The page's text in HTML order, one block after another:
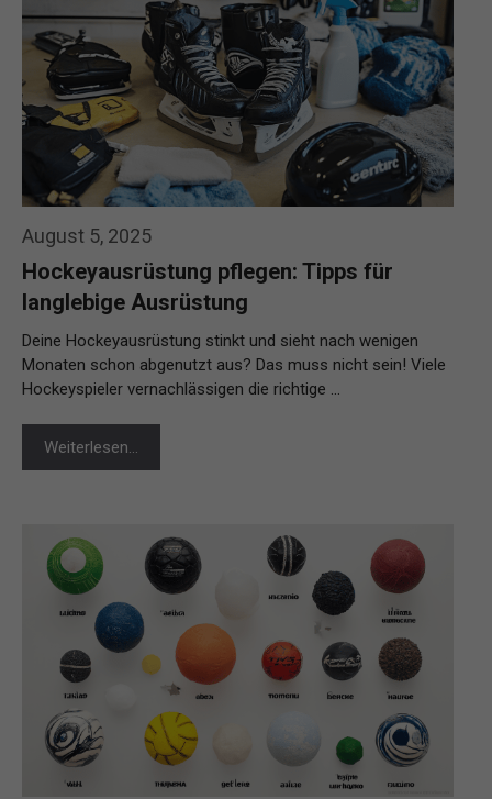
August 5, 2025
Hockeyausrüstung pflegen: Tipps für
langlebige Ausrüstung
Deine Hockeyausrüstung stinkt und sieht nach wenigen
Monaten schon abgenutzt aus? Das muss nicht sein! Viele
Hockeyspieler vernachlässigen die richtige …
Weiterlesen…